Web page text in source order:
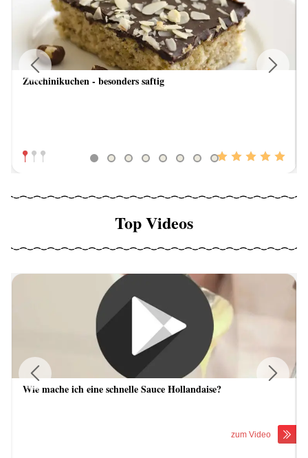
Zucchinikuchen - besonders saftig
Previous
Top Videos
Wie mache ich eine schnelle Sauce Hollandaise?
zum Video
Previous